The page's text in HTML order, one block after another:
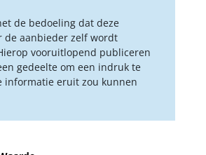
de bedoeling dat deze
de aanbieder zelf wordt
vooruitlopend publiceren
gedeelte om een indruk te
informatie eruit zou kunnen